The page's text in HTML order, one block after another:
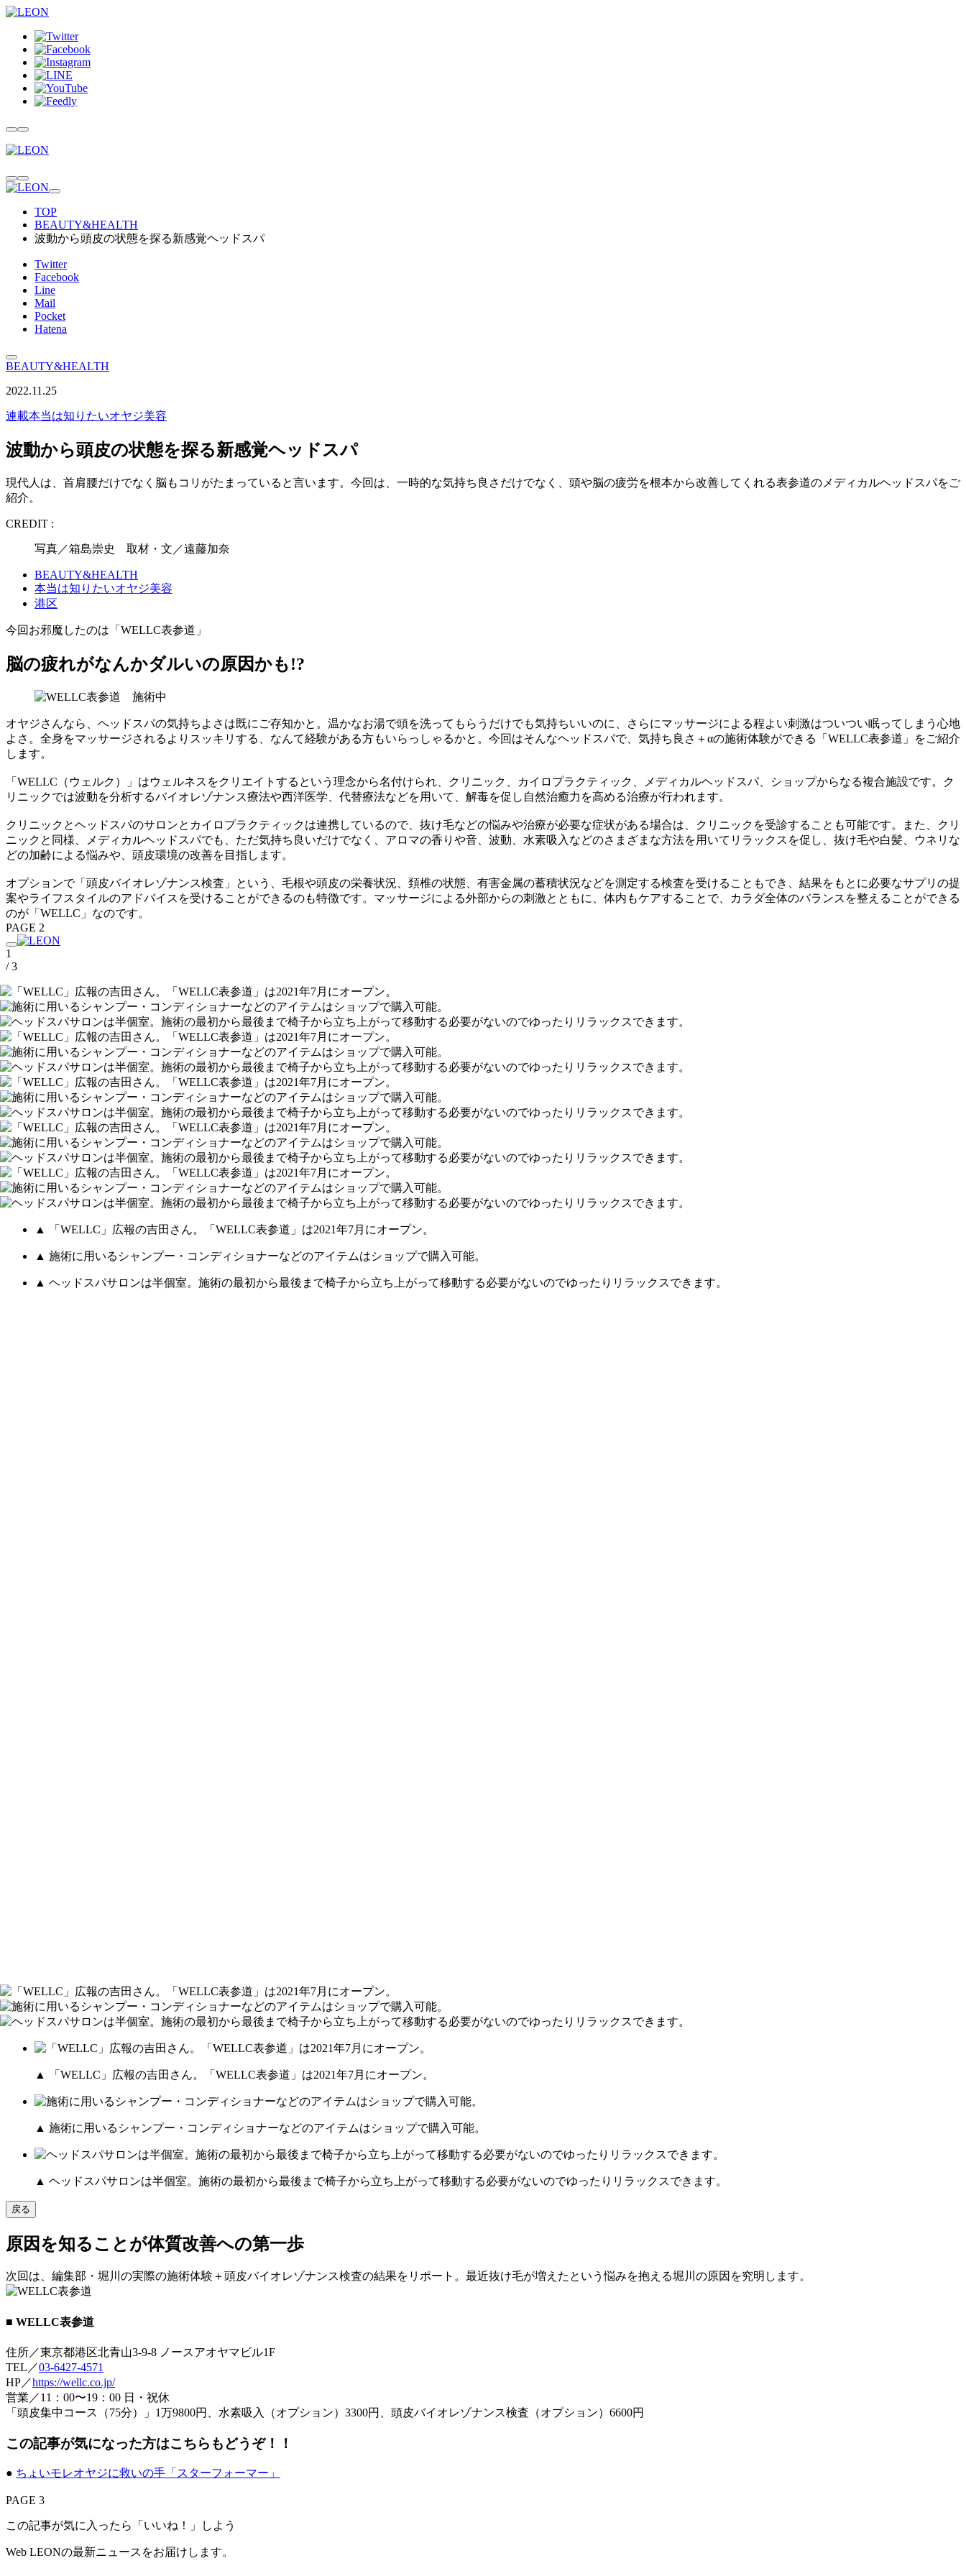
TOP
BEAUTY&HEALTH
波動から頭皮の状態を探る新感覚ヘッドスパ
Twitter
Facebook
Line
Mail
Pocket
Hatena
BEAUTY&HEALTH
2022.11.25
連載本当は知りたいオヤジ美容
波動から頭皮の状態を探る新感覚ヘッドスパ
現代人は、首肩腰だけでなく脳もコリがたまっていると言います。今回は、一時的な気持ち良さだけでなく、頭や脳の疲労を根本から改善してくれる表参道のメディカルヘッドスパをご
紹介。
CREDIT :
写真／箱島崇史 取材・文／遠藤加奈
BEAUTY&HEALTH
本当は知りたいオヤジ美容
港区
今回お邪魔したのは「WELLC表参道」
脳の疲れがなんかダルいの原因かも!?
オヤジさんなら、ヘッドスパの気持ちよさは既にご存知かと。温かなお湯で頭を洗ってもらうだけでも気持ちいいのに、さらにマッサージによる程よい刺激はついつい眠ってしまう心地
よさ。全身をマッサージされるよりスッキリする、なんて経験がある方もいらっしゃるかと。今回はそんなヘッドスパで、気持ち良さ＋αの施術体験ができる「WELLC表参道」をご紹介
します。
「WELLC（ウェルク）」はウェルネスをクリエイトするという理念から名付けられ、クリニック、カイロプラクティック、メディカルヘッドスパ、ショップからなる複合施設です。ク
リニックでは波動を分析するバイオレゾナンス療法や西洋医学、代替療法などを用いて、解毒を促し自然治癒力を高める治療が行われます。
クリニックとヘッドスパのサロンとカイロプラクティックは連携しているので、抜け毛などの悩みや治療が必要な症状がある場合は、クリニックを受診することも可能です。また、クリ
ニックと同様、メディカルヘッドスパでも、ただ気持ち良いだけでなく、アロマの香りや音、波動、水素吸入などのさまざまな方法を用いてリラックスを促し、抜け毛や白髪、ウネリな
どの加齢による悩みや、頭皮環境の改善を目指します。
オプションで「頭皮バイオレゾナンス検査」という、毛根や頭皮の栄養状況、頚椎の状態、有害金属の蓄積状況などを測定する検査を受けることもでき、結果をもとに必要なサプリの提
案やライフスタイルのアドバイスを受けることができるのも特徴です。マッサージによる外部からの刺激とともに、体内もケアすることで、カラダ全体のバランスを整えることができる
のが「WELLC」なのです。
PAGE 2
1
/ 3
▲ 「WELLC」広報の吉田さん。「WELLC表参道」は2021年7月にオープン。
▲ 施術に用いるシャンプー・コンディショナーなどのアイテムはショップで購入可能。
▲ ヘッドスパサロンは半個室。施術の最初から最後まで椅子から立ち上がって移動する必要がないのでゆったりリラックスできます。
▲ 「WELLC」広報の吉田さん。「WELLC表参道」は2021年7月にオープン。
▲ 施術に用いるシャンプー・コンディショナーなどのアイテムはショップで購入可能。
▲ ヘッドスパサロンは半個室。施術の最初から最後まで椅子から立ち上がって移動する必要がないのでゆったりリラックスできます。
戻る
原因を知ることが体質改善への第一歩
次回は、編集部・堀川の実際の施術体験＋頭皮バイオレゾナンス検査の結果をリポート。最近抜け毛が増えたという悩みを抱える堀川の原因を究明します。
■ WELLC表参道
住所／東京都港区北青山3-9-8 ノースアオヤマビル1F
TEL／03-6427-4571
HP／https://wellc.co.jp/
営業／11：00〜19：00 日・祝休
「頭皮集中コース（75分）」1万9800円、水素吸入（オプション）3300円、頭皮バイオレゾナンス検査（オプション）6600円
この記事が気になった方はこちらもどうぞ！！
● ちょいモレオヤジに救いの手「スターフォーマー」
PAGE 3
この記事が気に入ったら「いいね！」しよう
Web LEONの最新ニュースをお届けします。